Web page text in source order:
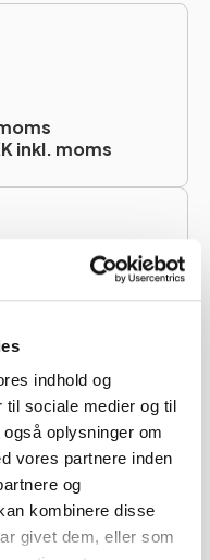
indhold og
til sociale medier og til
oplysninger om
vores partnere inden
og
kombinere disse
givet dem, eller som
inkl. moms
850 DKK
at forsætte.
modtage en e-mail,
adresse og CPR-
for at kunne